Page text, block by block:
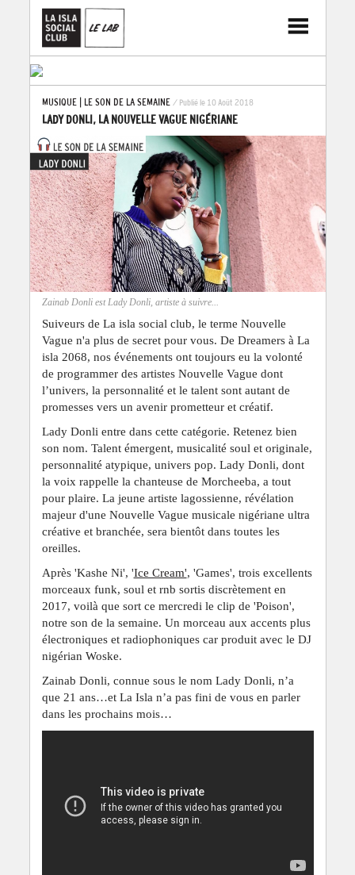
MUSIQUE| LE SON DE LA SEMAINE / Publié le 10 Août 2018
LADY DONLI, LA NOUVELLE VAGUE NIGÉRIANE
Zainab Donli est Lady Donli, artiste à suivre...
Suiveurs de La isla social club, le terme Nouvelle
Vague n'a plus de secret pour vous. De Dreamers à La
isla 2068, nos événements ont toujours eu la volonté
de programmer des artistes Nouvelle Vague dont
l’univers, la personnalité et le talent sont autant de
promesses vers un avenir prometteur et créatif.
Lady Donli entre dans cette catégorie. Retenez bien
son nom. Talent émergent, musicalité soul et originale,
personnalité atypique, univers pop. Lady Donli, dont
la voix rappelle la chanteuse de Morcheeba, a tout
pour plaire. La jeune artiste lagossienne, révélation
majeur d'une Nouvelle Vague musicale nigériane ultra
créative et branchée, sera bientôt dans toutes les
oreilles.
Après 'Kashe Ni', 'Ice Cream', 'Games', trois excellents
morceaux funk, soul et rnb sortis discrètement en
2017, voilà que sort ce mercredi le clip de 'Poison',
notre son de la semaine. Un morceau aux accents plus
électroniques et radiophoniques car produit avec le DJ
nigérian Woske.
Zainab Donli, connue sous le nom Lady Donli, n’a
que 21 ans…et La Isla n’a pas fini de vous en parler
dans les prochains mois…